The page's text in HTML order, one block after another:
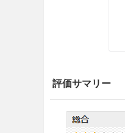
評価サマリー